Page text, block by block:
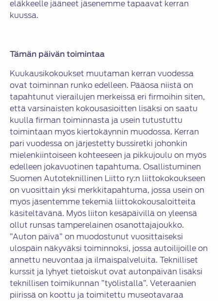
eläkkeelle jääneet jäsenemme tapaavat kerran
kuussa.
Tämän päivän toimintaa
Kuukausikokoukset muutaman kerran vuodessa
ovat toiminnan runko edelleen. Pääosa niistä on
tapahtunut vierailujen merkeissä eri firmoihin siten,
että varsinaisten kokousasioitten lisäksi on saatu
kuulla firman toiminnasta ja usein tutustuttu
toimintaan myös kiertokäynnin muodossa. Kerran
pari vuodessa on järjestetty bussiretki johonkin
mielenkiintoiseen kohteeseen ja pikkujoulu on myös
edelleen jokavuotinen tapahtuma. Osallistuminen
Suomen Autoteknillinen Liitto ry:n liittokokoukseen
on vuosittain yksi merkkitapahtuma, jossa usein on
myös jäsentemme tekemiä liittokokousaloitteita
käsiteltävänä. Myös liiton kesäpäivillä on yleensä
ollut runsas tamperelainen osanottajajoukko.
”Auton päivä” on muodostunut vuosittaiseksi
ulospäin näkyväksi toiminnoksi, jossa autoilijoille on
annettu neuvontaa ja ilmaispalveluita. Teknilliset
kurssit ja lyhyet tietoiskut ovat autonpäivän lisäksi
teknillisen toimikunnan ”työlistalla”. Veteraanien
piirissä on koottu ja toimitettu museotavaraa